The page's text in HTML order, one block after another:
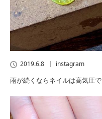
2019.6.8 instagram
雨が続くならネイルは高気圧で